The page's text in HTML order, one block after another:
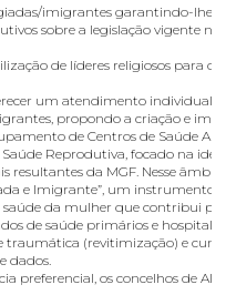
imigrantes garantindo-lhes
sobre a legislação vigente
de líderes religiosos para o
um atendimento
propondo a criação e
de Centros de Saúde
Reprodutiva, focado na
resultantes da MGF. Nesse
e Imigrante”, um instrumento
saúde da mulher que contribui
de saúde primários e
traumática (revitimização) e
dados.
preferencial, os concelhos de